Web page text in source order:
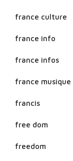
france culture
france info
france infos
france musique
francis
free dom
freedom